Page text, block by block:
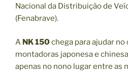
Nacional da Distribuição de
(Fenabrave).
A NK 150chega para ajudar
montadoras japonesa e
apenas no nono lugar entre as